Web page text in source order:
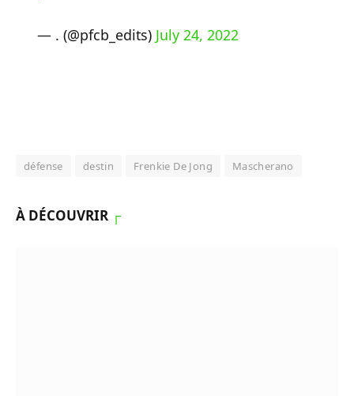
— . (@pfcb_edits) July 24, 2022
défense destin Frenkie De Jong Mascherano
À DÉCOUVRIR ┌